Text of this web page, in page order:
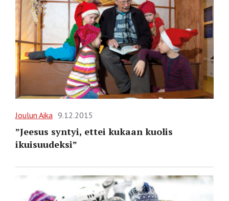
Joulun Aika 9.12.2015
”Jeesus syntyi, ettei kukaan kuolis
ikuisuudeksi”